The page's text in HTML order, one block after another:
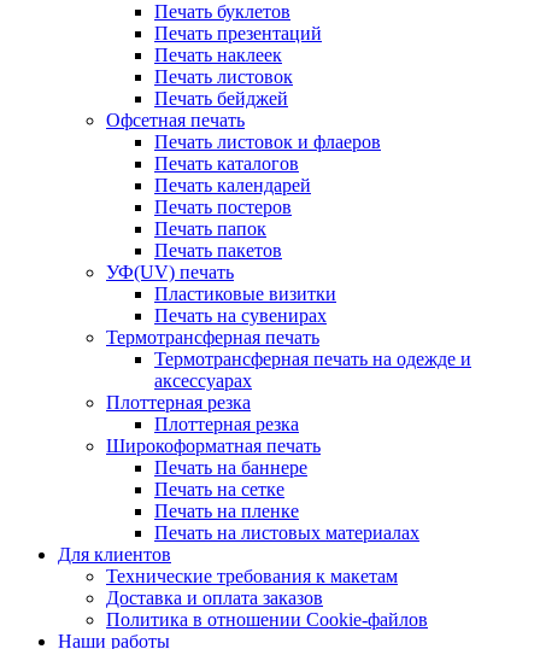
Печать буклетов
Печать презентаций
Печать наклеек
Печать листовок
Печать бейджей
Офсетная печать
Печать листовок и флаеров
Печать каталогов
Печать календарей
Печать постеров
Печать папок
Печать пакетов
УФ(UV) печать
Пластиковые визитки
Печать на сувенирах
Термотрансферная печать
Термотрансферная печать на одежде и
аксессуарах
Плоттерная резка
Плоттерная резка
Широкоформатная печать
Печать на баннере
Печать на сетке
Печать на пленке
Печать на листовых материалах
Для клиентов
Технические требования к макетам
Доставка и оплата заказов
Политика в отношении Cookie-файлов
Наши работы